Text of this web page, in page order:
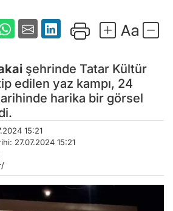
şehrinde Tatar Kültür
edilen yaz kampı, 24
harika bir görsel
15:21
27.07.2024 15:21